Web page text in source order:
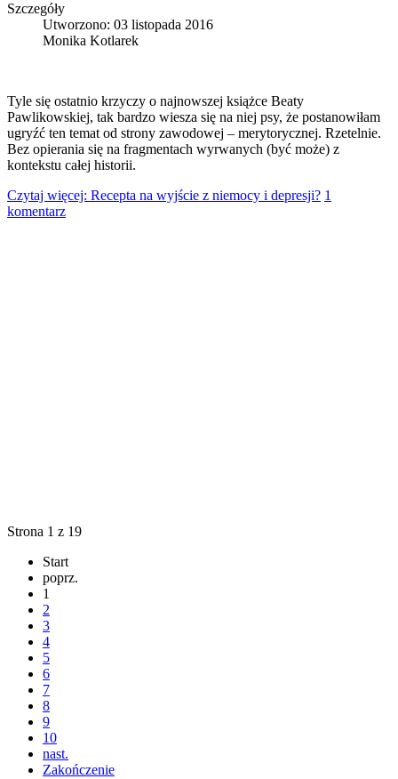
Szczegóły
Utworzono: 03 listopada 2016
Monika Kotlarek
Tyle się ostatnio krzyczy o najnowszej książce Beaty
Pawlikowskiej, tak bardzo wiesza się na niej psy, że postanowiłam
ugryźć ten temat od strony zawodowej – merytorycznej. Rzetelnie.
Bez opierania się na fragmentach wyrwanych (być może) z
kontekstu całej historii.
Czytaj więcej: Recepta na wyjście z niemocy i depresji? 1
komentarz
Strona 1 z 19
Start
poprz.
1
2
3
4
5
6
7
8
9
10
nast.
Zakończenie